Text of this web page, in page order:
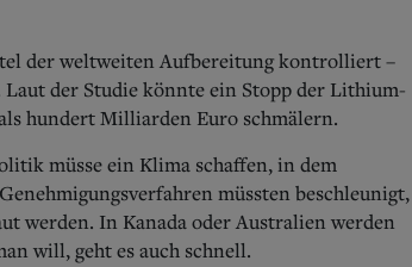
der weltweiten Aufbereitung kontrolliert –
der Studie könnte ein Stopp der Lithium-
hundert Milliarden Euro schmälern.
müsse ein Klima schaffen, in dem
müssten beschleunigt,
werden. In Kanada oder Australien werden
will, geht es auch schnell.